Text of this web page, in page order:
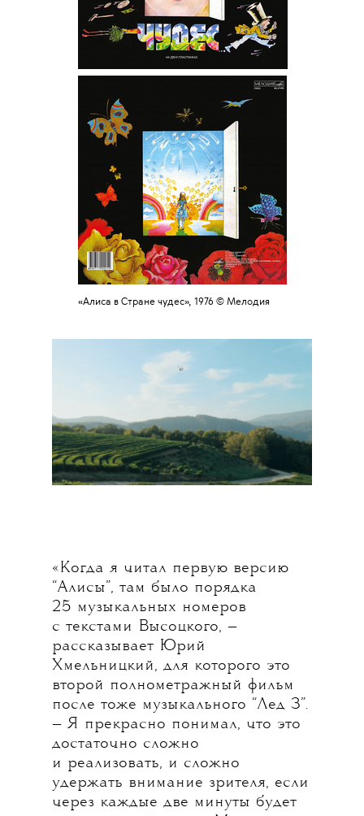
«Алиса в Стране чудес», 1976 © Мелодия
«Когда я читал первую версию
“Алисы”, там было порядка
25 музыкальных номеров
с текстами Высоцкого, —
рассказывает Юрий
Хмельницкий, для которого это
второй полнометражный фильм
после тоже музыкального “Лед 3”.
— Я прекрасно понимал, что это
достаточно сложно
и реализовать, и сложно
удержать внимание зрителя, если
через каждые две минуты будет